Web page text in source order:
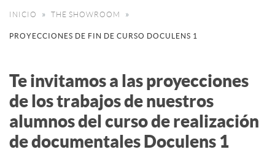
INICIO THE SHOWROOM
PROYECCIONES DE FIN DE CURSO DOCULENS 1
Te invitamos a las proyecciones
de los trabajos de nuestros
alumnos del curso de realización
de documentales Doculens 1